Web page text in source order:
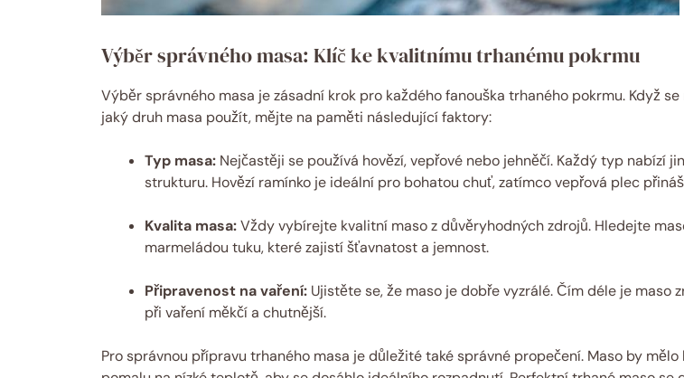
Výběr správného masa: Klíč ke kvalitnímu trhanému pokrmu
Výběr správného masa je zásadní krok pro každého fanouška trhaného pokrmu. Když
jaký druh masa použít, mějte na paměti následující faktory:
Typ masa: Nejčastěji se používá hovězí, vepřové nebo jehněčí. Každý typ nabízí
strukturu. Hovězí ramínko je ideální pro bohatou chuť, zatímco vepřová plec
Kvalita masa:Vždy vybírejte kvalitní maso z důvěryhodných zdrojů. Hledejte
marmeládou tuku, které zajistí šťavnatost a jemnost.
Připravenost na vaření: Ujistěte se, že maso je dobře vyzrálé. Čím déle je maso
při vaření měkčí a chutnější.
Pro správnou přípravu trhaného masa je důležité také správné propečení. Maso by mělo